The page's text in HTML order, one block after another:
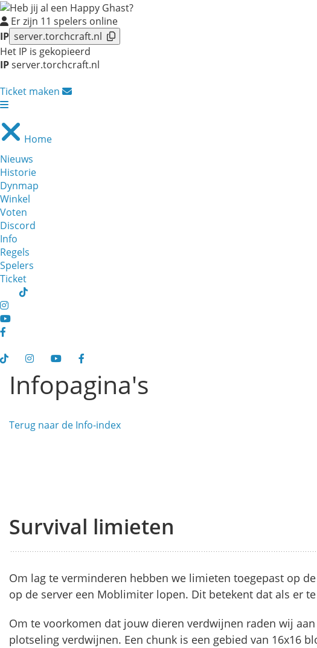
Er zijn 11 spelers online
IP server.torchcraft.nl
Het IP is gekopieerd
IPserver.torchcraft.nl
Ticket maken
Home
Nieuws
Historie
Dynmap
Winkel
Voten
Discord
Info
Regels
Spelers
Ticket
Infopagina's
Terug naar de Info-index
Survival limieten
Om lag te verminderen hebben we limieten toegepast op
op de server een Moblimiter lopen. Dit betekent dat als er
Om te voorkomen dat jouw dieren verdwijnen raden wij
plotseling verdwijnen. Een chunk is een gebied van 16x16